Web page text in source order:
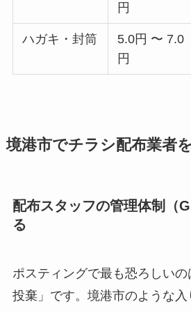
円
ハガキ・封筒
5.0円 〜 7.0
円
境港市でチラシ配布業者
配布スタッフの管理体制（
る
ポスティングで最も恐ろしい
投棄」です。境港市のような